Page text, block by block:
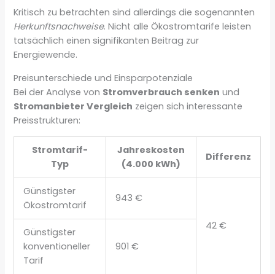
Kritisch zu betrachten sind allerdings die sogenannten
Herkunftsnachweise. Nicht alle Ökostromtarife leisten
tatsächlich einen signifikanten Beitrag zur
Energiewende.
Preisunterschiede und Einsparpotenziale
Bei der Analyse von Stromverbrauch senken und
Stromanbieter Vergleich zeigen sich interessante
Preisstrukturen:
Stromtarif-
Typ
Jahreskosten
(4.000 kWh)
Differenz
Günstigster
Ökostromtarif
943 €
42 €
Günstigster
konventioneller
Tarif
901 €